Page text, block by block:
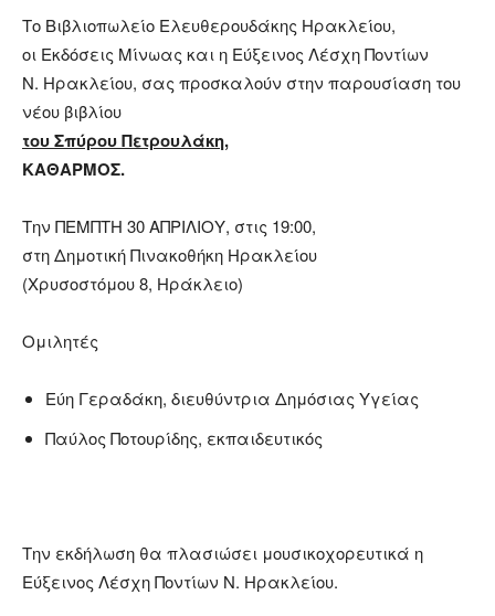
Το Βιβλιοπωλείο Ελευθερουδάκης Ηρακλείου,
οι Εκδόσεις Μίνωας και η Εύξεινος Λέσχη Ποντίων
Ν. Ηρακλείου, σας προσκαλούν στην παρουσίαση του
νέου βιβλίου
του Σπύρου Πετρουλάκη,
ΚΑΘΑΡΜΟΣ.
Την ΠΕΜΠΤΗ 30 ΑΠΡΙΛΙΟΥ, στις 19:00,
στη Δημοτική Πινακοθήκη Ηρακλείου
(Χρυσοστόμου 8, Ηράκλειο)
Ομιλητές
Εύη Γεραδάκη, διευθύντρια Δημόσιας Υγείας
Παύλος Ποτουρίδης, εκπαιδευτικός
Την εκδήλωση θα πλασιώσει μουσικοχορευτικά η
Εύξεινος Λέσχη Ποντίων Ν. Ηρακλείου.